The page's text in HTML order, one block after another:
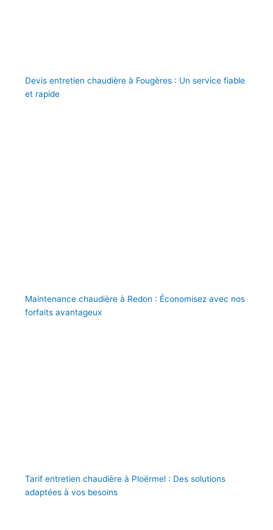
Devis entretien chaudière à Fougères : Un service fiable
et rapide
Maintenance chaudière à Redon : Économisez avec nos
forfaits avantageux
Tarif entretien chaudière à Ploërmel : Des solutions
adaptées à vos besoins